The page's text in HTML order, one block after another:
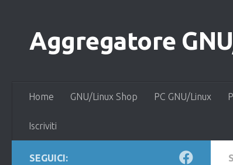
Aggregatore
Home GNU/Linux Shop PC GNU/Linux
Iscriviti
SEGUICI: